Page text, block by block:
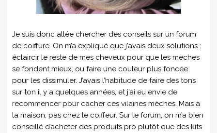
Je suis donc allée chercher des conseils sur un forum
de coiffure. On m’a expliqué que j’avais deux solutions :
éclaircir le reste de mes cheveux pour que les mèches
se fondent mieux, ou faire une couleur plus foncée
pour les dissimuler. J’avais l’habitude de faire des tons
sur ton il y a quelques années, et j’ai eu envie de
recommencer pour cacher ces vilaines mèches. Mais à
la maison, pas chez le coiffeur. Sur le forum, on m’a bien
conseillé d’acheter des produits pro plutôt que des kits